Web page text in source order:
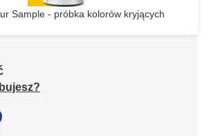
Sample - próbka kolorów kryjących